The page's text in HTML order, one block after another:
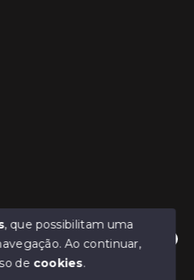
disponíveis para te ajudar.
Caixeta - Corretor de
, que possibilitam uma
Ao continuar,
de cookies.